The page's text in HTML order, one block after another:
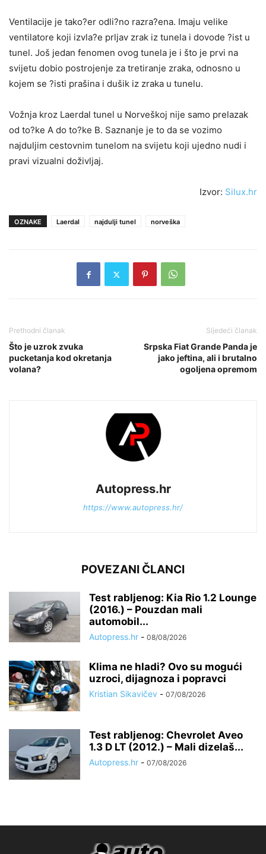
Ventilacije je tako?er odli?no razra?ena. Imaju velike
ventilatore koji izvla?e prljav zrak iz tunela i dovode ?ist u
tunel. Još jedan fenomen ovog tunela je i što je prvi na
svijetu dobio postrojenje za tretiranje zraka, odnosno u
kojem se ?isti prašina i dušik iz zraka u tunelu.
Vožnja kroz Laerdal tunel u Norveškoj nije samo prelazak
od to?ke A do to?ke B. Saznanje je to da se vozimo
najduljim cestovnim tunelom na svijetu koji ujedno nudi i
pravi vizualni doživljaj.
Izvor: Silux.hr
OZNAKE Laerdal najdulji tunel norveška
Prethodni članak
Što je uzrok zvuka
pucketanja kod okretanja
volana?
Sljedeći članak
Srpska Fiat Grande Panda je
jako jeftina, ali i brutalno
ogoljena opremom
Autopress.hr
https://www.autopress.hr/
POVEZANI ČLANCI
Test rabljenog: Kia Rio 1.2 Lounge
(2016.) – Pouzdan mali
automobil...
Autopress.hr - 08/08/2026
Klima ne hladi? Ovo su mogući
uzroci, dijagnoza i popravci
Kristian Sikavičev - 07/08/2026
Test rabljenog: Chevrolet Aveo
1.3 D LT (2012.) – Mali dizelaš...
Autopress.hr - 07/08/2026